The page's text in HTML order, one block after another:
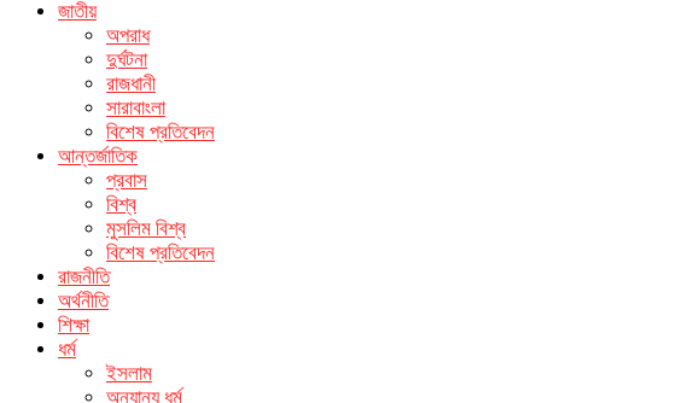
জাতীয়
অপরাধ
দুর্ঘটনা
রাজধানী
সারাবাংলা
বিশেষ প্রতিবেদন
আন্তর্জাতিক
প্রবাস
বিশ্ব
মুসলিম বিশ্ব
বিশেষ প্রতিবেদন
রাজনীতি
অর্থনীতি
শিক্ষা
ধর্ম
ইসলাম
অন্যান্য ধর্ম